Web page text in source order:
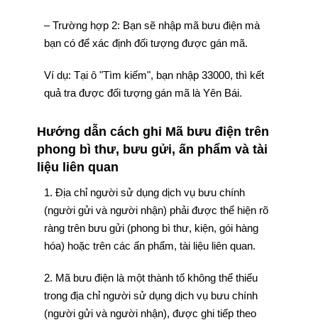
– Trường hợp 2: Bạn sẽ nhập mã bưu điện mà
bạn có để xác định đối tượng được gán mã.
Ví dụ: Tại ô "Tìm kiếm", bạn nhập 33000, thì kết
quả tra được đối tượng gán mã là Yên Bái.
Hướng dẫn cách ghi Mã bưu điện trên
phong bì thư, bưu gửi, ấn phẩm và tài
liệu liên quan
1. Địa chỉ người sử dụng dịch vụ bưu chính
(người gửi và người nhận) phải được thể hiện rõ
ràng trên bưu gửi (phong bì thư, kiện, gói hàng
hóa) hoặc trên các ấn phẩm, tài liệu liên quan.
2. Mã bưu điện là một thành tố không thể thiếu
trong địa chỉ người sử dụng dịch vụ bưu chính
(người gửi và người nhận), được ghi tiếp theo